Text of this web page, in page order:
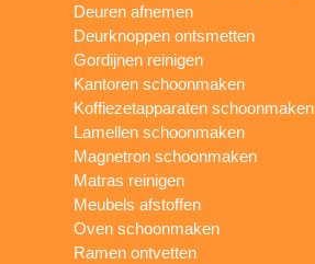
Deuren afnemen
Deurknoppen ontsmetten
Gordijnen reinigen
Kantoren schoonmaken
Koffiezetapparaten schoonmaken
Lamellen schoonmaken
Magnetron schoonmaken
Matras reinigen
Meubels afstoffen
Oven schoonmaken
Ramen ontvetten